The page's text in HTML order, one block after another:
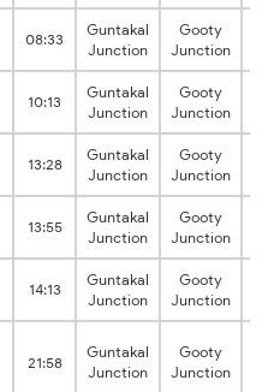
08:33
Guntakal
Junction
Gooty
Junction
10:13
Guntakal
Junction
Gooty
Junction
13:28
Guntakal
Junction
Gooty
Junction
13:55
Guntakal
Junction
Gooty
Junction
14:13
Guntakal
Junction
Gooty
Junction
21:58
Guntakal
Junction
Gooty
Junction